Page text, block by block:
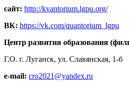
сайт: http://kvantorium.lgpu.org/
ВК: https://vk.com/quantorium_lgpu
Центр развития образования
Г.О. г. Луганск, ул. Славянская, 1-б
e-mail: cro2021@yandex.ru